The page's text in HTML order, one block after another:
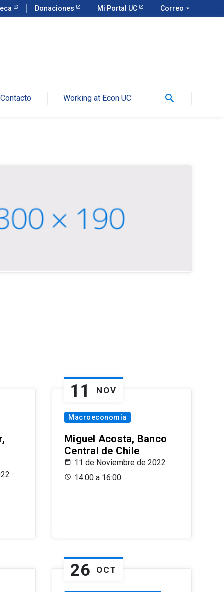
Donaciones Mi Portal UC Correo arrow_drop_down
Contacto Working at Econ UC search
11 NOV
Macroeconomía
Miguel Acosta, Banco
Central de Chile
11 de Noviembre de 2022
14:00 a 16:00
26 OCT